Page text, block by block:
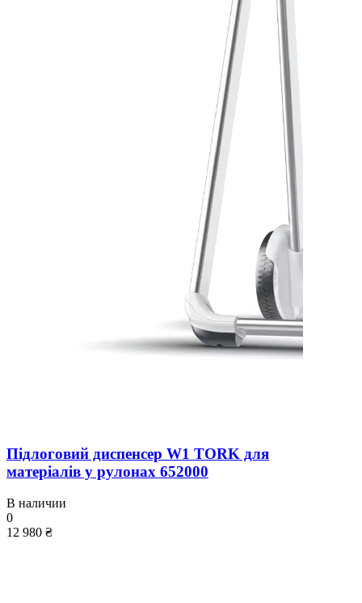
Підлоговий диспенсер W1 TORK для
матеріалів у рулонах 652000
В наличии
0
12 980 ₴